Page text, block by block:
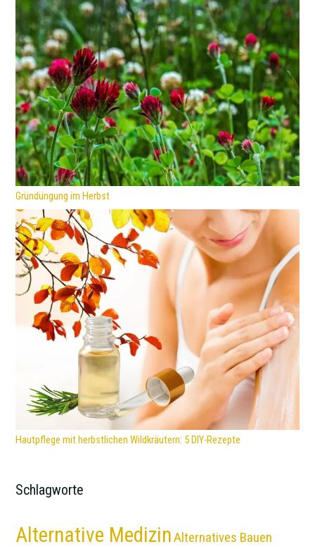
Gründüngung im Herbst
Hautpflege mit herbstlichen Wildkräutern: 5 DIY-Rezepte
Schlagworte
Alternative MedizinAlternatives Bauen